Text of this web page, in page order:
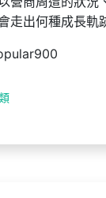
走出何種成長軌